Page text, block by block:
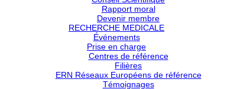
Rapport moral
Devenir membre
RECHERCHE MEDICALE
Événements
Prise en charge
Centres de référence
Filières
ERN Réseaux Européens de référence
Témoignages